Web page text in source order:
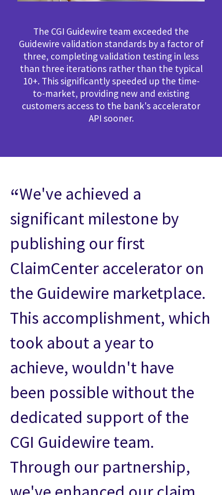
The CGI Guidewire team exceeded the
Guidewire validation standards by a factor of
three, completing validation testing in less
than three iterations rather than the typical
10+. This significantly speeded up the time-
to-market, providing new and existing
customers access to the bank's accelerator
API sooner.
We've achieved a
significant milestone by
publishing our first
ClaimCenter accelerator on
the Guidewire marketplace.
This accomplishment, which
took about a year to
achieve, wouldn't have
been possible without the
dedicated support of the
CGI Guidewire team.
Through our partnership,